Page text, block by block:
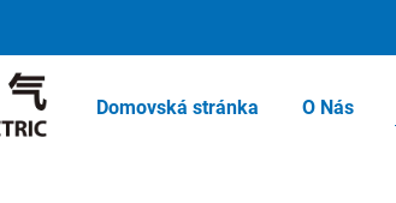
Domovská stránka O Nás